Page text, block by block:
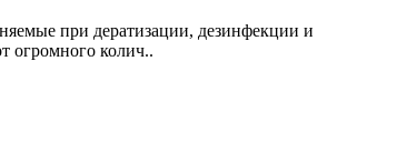
при дератизации, дезинфекции и
огромного колич..